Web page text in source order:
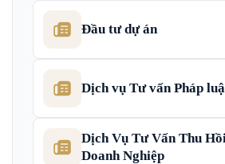
Đầu tư dự án
Dịch vụ Tư vấn Pháp
Dịch Vụ Tư Vấn Thu
Doanh Nghiệp